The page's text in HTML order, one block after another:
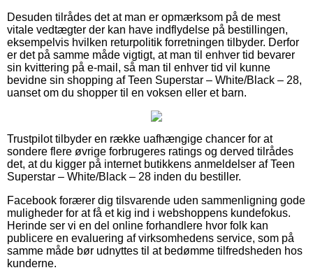
Desuden tilrådes det at man er opmærksom på de mest
vitale vedtægter der kan have indflydelse på bestillingen,
eksempelvis hvilken returpolitik forretningen tilbyder. Derfor
er det på samme måde vigtigt, at man til enhver tid bevarer
sin kvittering på e-mail, så man til enhver tid vil kunne
bevidne sin shopping af Teen Superstar – White/Black – 28,
uanset om du shopper til en voksen eller et barn.
Trustpilot tilbyder en række uafhængige chancer for at
sondere flere øvrige forbrugeres ratings og derved tilrådes
det, at du kigger på internet butikkens anmeldelser af Teen
Superstar – White/Black – 28 inden du bestiller.
Facebook forærer dig tilsvarende uden sammenligning gode
muligheder for at få et kig ind i webshoppens kundefokus.
Herinde ser vi en del online forhandlere hvor folk kan
publicere en evaluering af virksomhedens service, som på
samme måde bør udnyttes til at bedømme tilfredsheden hos
kunderne.